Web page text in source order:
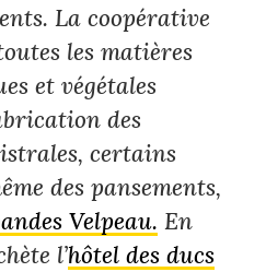
La coopérative
les matières
et végétales
des
certains
des pansements,
Velpeau. En
l’hôtel des ducs